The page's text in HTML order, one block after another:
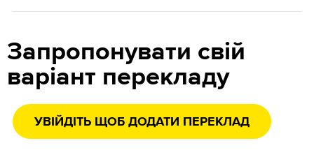
Запропонувати свій
варіант перекладу
УВІЙДІТЬ ЩОБ ДОДАТИ ПЕРЕКЛАД